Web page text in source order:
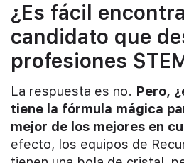
¿Es fácil
candidato que
profesiones
La respuesta es no. Pero,
tiene la fórmula mágica
mejor de los mejores en
efecto, los equipos de